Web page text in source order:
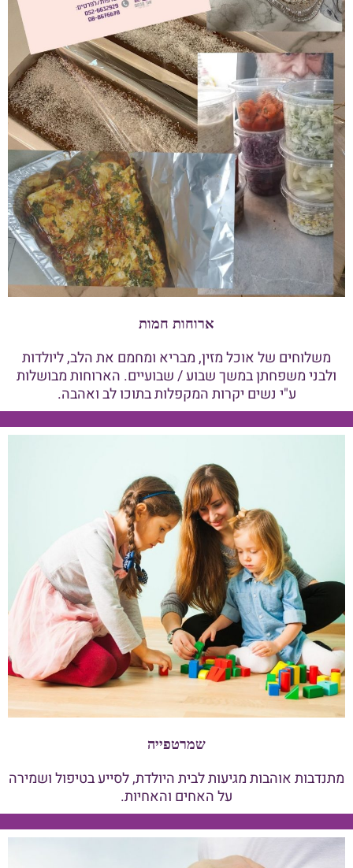
ארוחות חמות
משלוחים של אוכל מזין, מבריא ומחמם את הלב, ליולדות
ולבני משפחתן במשך שבוע / שבועיים. הארוחות מבושלות
ע"י נשים יקרות המקפלות בתוכו לב ואהבה.
שמרטפייה
מתנדבות אוהבות מגיעות לבית היולדת, לסייע בטיפול ושמירה
על האחים והאחיות.